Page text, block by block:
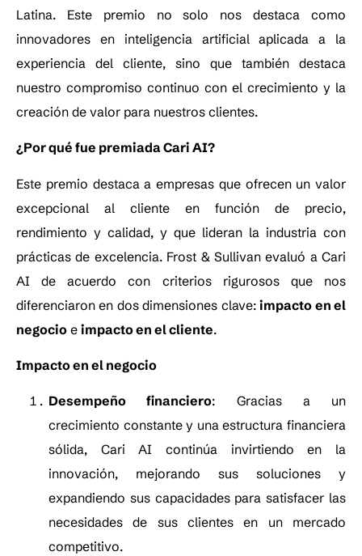
Latina. Este premio no solo nos destaca como
innovadores en inteligencia artificial aplicada a la
experiencia del cliente, sino que también destaca
nuestro compromiso continuo con el crecimiento y la
creación de valor para nuestros clientes.
¿Por qué fue premiada Cari AI?
Este premio destaca a empresas que ofrecen un valor
excepcional al cliente en función de precio,
rendimiento y calidad, y que lideran la industria con
prácticas de excelencia. Frost & Sullivan evaluó a Cari
AI de acuerdo con criterios rigurosos que nos
diferenciaron en dos dimensiones clave:impacto en el
negocio e impacto en el cliente.
Impacto en el negocio
Desempeño financiero: Gracias a un
crecimiento constante y una estructura financiera
sólida, Cari AI continúa invirtiendo en la
innovación, mejorando sus soluciones y
expandiendo sus capacidades para satisfacer las
necesidades de sus clientes en un mercado
competitivo.